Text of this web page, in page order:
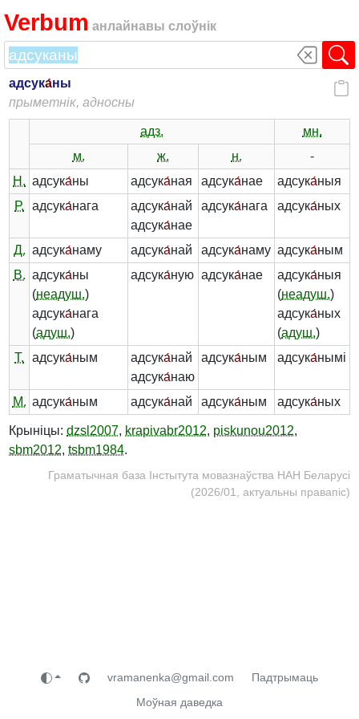
Verbum анлайнавы слоўнік
адсука́ны
прыметнік, адносны
адз.
мн.
м.
ж. н.
-
Н. адсука́ны адсука́ная адсука́нае адсука́ныя
Р.
адсука́нага адсука́най
адсука́нае
адсука́нага адсука́ных
Д. адсука́наму адсука́най адсука́наму адсука́ным
В. адсука́ны
(неадуш.)
адсука́нага
(адуш.)
адсука́ную адсука́нае адсука́ныя
(неадуш.)
адсука́ных
(адуш.)
Т.
адсука́ным адсука́най
адсука́наю
адсука́ным адсука́нымі
М. адсука́ным адсука́най адсука́ным адсука́ных
Крыніцы: dzsl2007, krapivabr2012, piskunou2012,
sbm2012, tsbm1984.
Граматычная база Інстытута мовазнаўства НАН Беларусі
(2026/01, актуальны правапіс)
vramanenka@gmail.com
Падтрымаць
Моўная даведка